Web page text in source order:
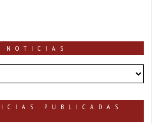
NOTICIAS
PUBLICADAS